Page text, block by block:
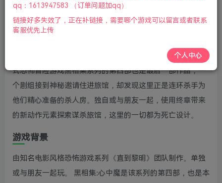
游戏视频预览： 点击查看
游戏介绍
黑相集:心中魔(The Dark Pictures: The Devil in Me)是电影
式恐怖冒险游戏黑相集系列的第四部也是最后一部作品，一
个剧组接到神秘邀请住进旅馆，却发现这里正是连环杀手为
他们精心准备的杀人房。独自或与朋友一起，使用终章带来
的新动作元素探索谋杀旅馆，这里的一切都为死亡设计。
游戏背景
由知名电影风格恐怖游戏系列《直到黎明》团队制作。单独
或与朋友一起玩。 黑相集:心中魔是该系列的第四部，也是本
qq：1613947583 （订单问题加qq）
链接好多失效了，正在补链接，需要哪个游戏可以留言或者联系
客服优先上传
个人中心